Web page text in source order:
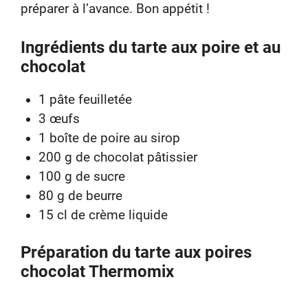
préparer à l’avance. Bon appétit !
Ingrédients du tarte aux poire et au
chocolat
1 pâte feuilletée
3 œufs
1 boîte de poire au sirop
200 g de chocolat pâtissier
100 g de sucre
80 g de beurre
15 cl de crème liquide
Préparation du tarte aux poires
chocolat Thermomix